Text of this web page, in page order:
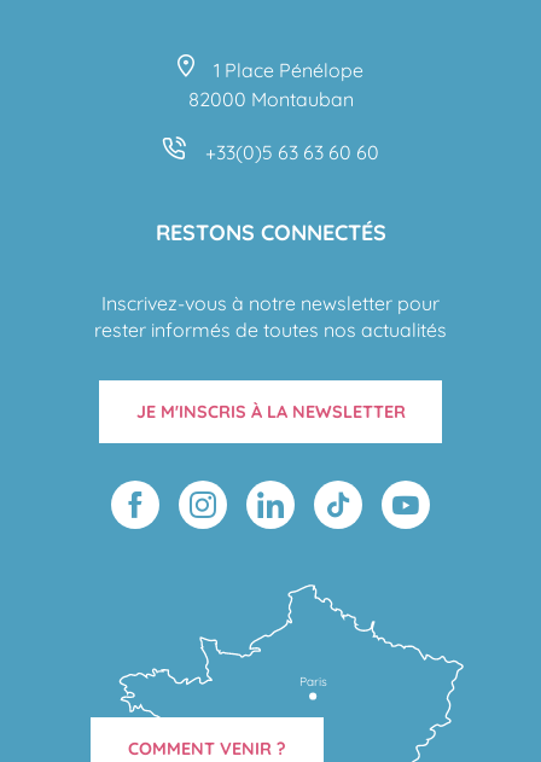
1 Place Pénélope
82000 Montauban
+33(0)5 63 63 60 60
RESTONS CONNECTÉS
Inscrivez-vous à notre newsletter pour
rester informés de toutes nos actualités
JE M'INSCRIS À LA NEWSLETTER
Paris
COMMENT VENIR ?